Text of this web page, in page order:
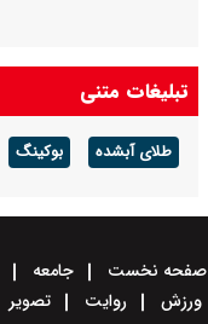
تبلیغات متنی
طلای آبشده بوکینگ
صفحه نخست جامعه
ورزش
روایت تصویر